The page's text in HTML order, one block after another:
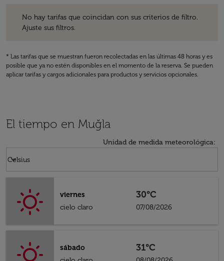
No hay tarifas que coincidan con sus criterios de filtro.
Ajuste sus filtros.
* Las tarifas que se muestran fueron recolectadas en las últimas 48 horas y es
posible que ya no estén disponibles en el momento de la reserva. Se pueden
aplicar tarifas y cargos adicionales para productos y servicios opcionales.
El tiempo en Muğla
Unidad de medida meteorológica:
Celsius
keyboard_arrow_down
viernes
cielo claro
30°C
07/08/2026
sábado
31°C